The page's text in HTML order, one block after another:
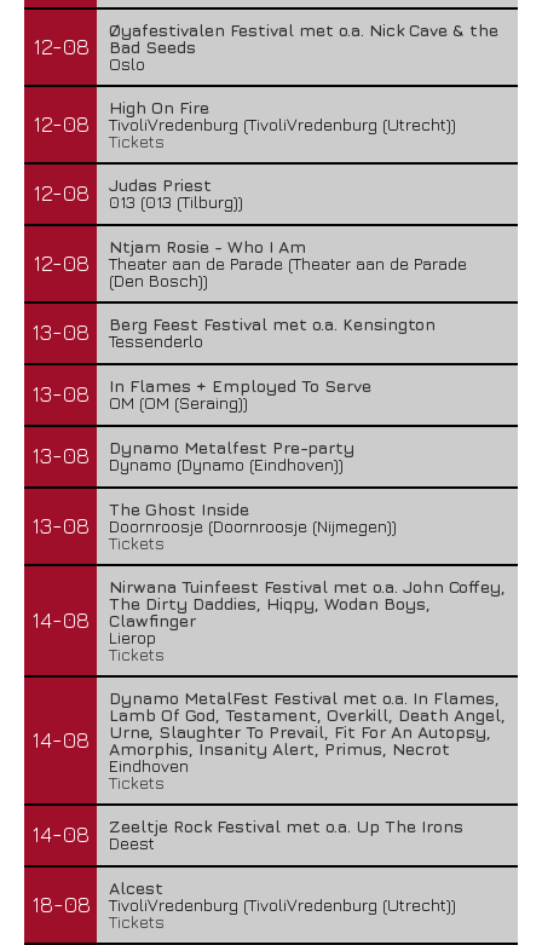
12-08
Øyafestivalen Festival met o.a. Nick Cave & the
Bad Seeds
Oslo
12-08
High On Fire
TivoliVredenburg (TivoliVredenburg (Utrecht))
Tickets
12-08
Judas Priest
013 (013 (Tilburg))
12-08
Ntjam Rosie - Who I Am
Theater aan de Parade (Theater aan de Parade
(Den Bosch))
13-08
Berg Feest Festival met o.a. Kensington
Tessenderlo
13-08
In Flames + Employed To Serve
OM (OM (Seraing))
13-08
Dynamo Metalfest Pre-party
Dynamo (Dynamo (Eindhoven))
13-08
The Ghost Inside
Doornroosje (Doornroosje (Nijmegen))
Tickets
14-08
Nirwana Tuinfeest Festival met o.a. John Coffey,
The Dirty Daddies, Hiqpy, Wodan Boys,
Clawfinger
Lierop
Tickets
14-08
Dynamo MetalFest Festival met o.a. In Flames,
Lamb Of God, Testament, Overkill, Death Angel,
Urne, Slaughter To Prevail, Fit For An Autopsy,
Amorphis, Insanity Alert, Primus, Necrot
Eindhoven
Tickets
14-08
Zeeltje Rock Festival met o.a. Up The Irons
Deest
18-08
Alcest
TivoliVredenburg (TivoliVredenburg (Utrecht))
Tickets